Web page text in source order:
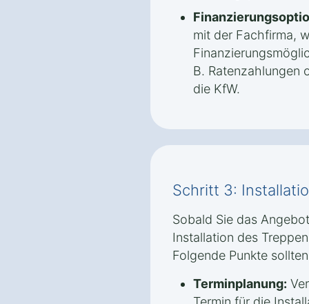
mit der Fachfirma,
B. Ratenzahlungen
die KfW.
Schritt 3:
Sobald Sie das
Installation des
Folgende Punkte
Terminplanung: